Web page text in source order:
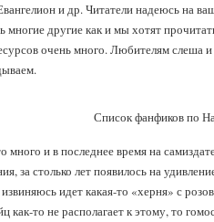
и др. Читатели надеюсь на
другие как и мы хотят
очень много. Любителям
Список фанфиков по
и в последнее время на
за столько лет появилось на
извиняюсь идет какая-то «херня» с
как-то не располагает к этому, то